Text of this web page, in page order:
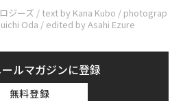
ジーズ / text by Kana Kubo / photograp
Oda / edited by Asahi Ezure
ルマガジンに登録
無料登録